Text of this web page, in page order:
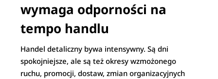
wymaga odporności na
tempo handlu
Handel detaliczny bywa intensywny. Są dni
spokojniejsze, ale są też okresy wzmożonego
ruchu, promocji, dostaw, zmian organizacyjnych